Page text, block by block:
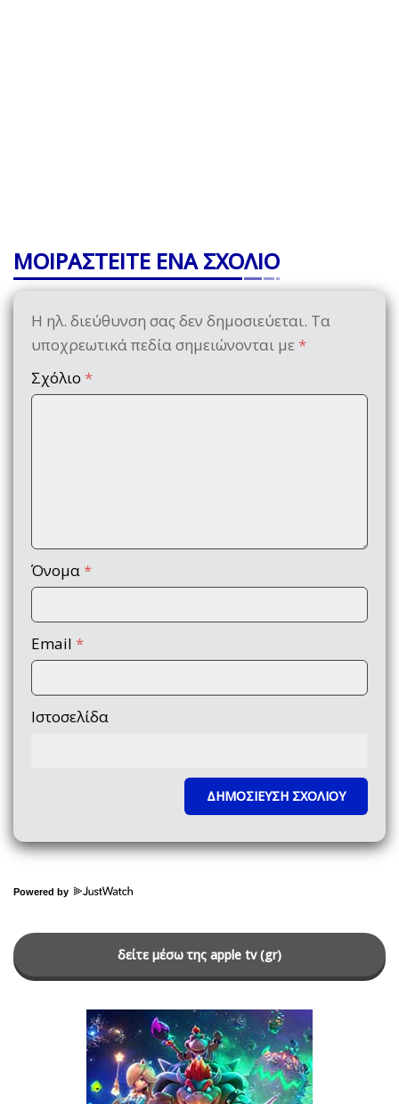
ΜΟΙΡΑΣΤΕΙΤΕ ΕΝΑ ΣΧΟΛΙΟ
Η ηλ. διεύθυνση σας δεν δημοσιεύεται. Τα
υποχρεωτικά πεδία σημειώνονται με *
Σχόλιο *
Όνομα *
Email *
Ιστοσελίδα
Powered by
δείτε μέσω της apple tv (gr)